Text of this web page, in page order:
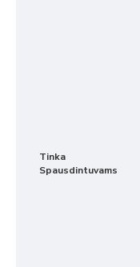
Tinka
Spausdintuvams